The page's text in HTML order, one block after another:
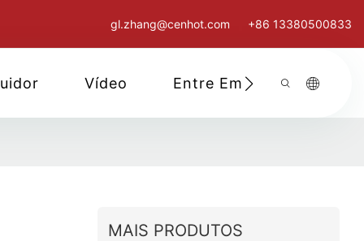
gl.zhang@cenhot.com +86 13380500833
Vídeo Entre Em Contato
MAIS PRODUTOS